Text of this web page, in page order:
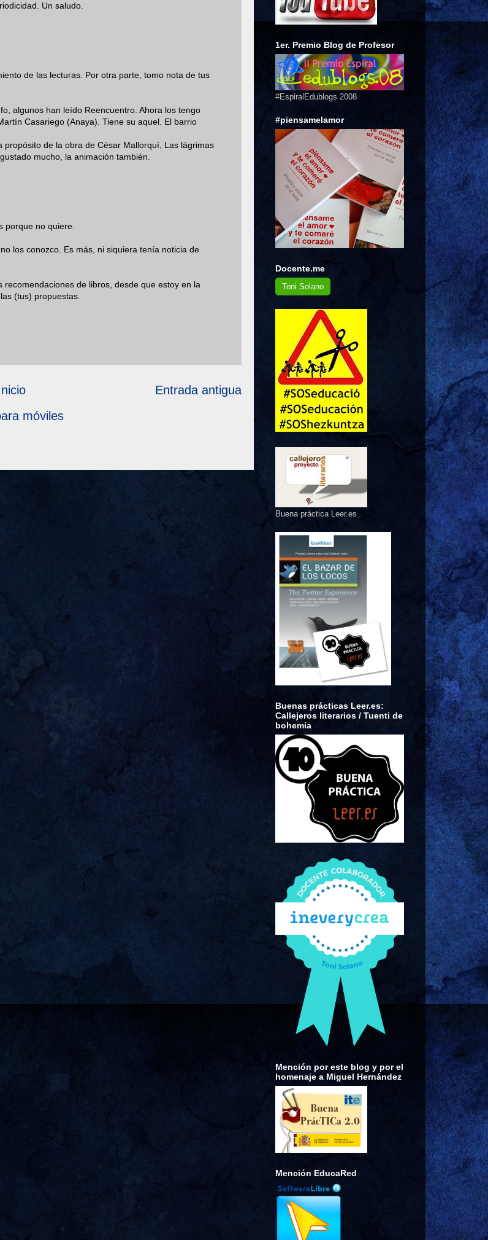
Un saludo.
de las lecturas. Por otra parte, tomo nota de tus
algunos han leído Reencuentro. Ahora los tengo
Casariego (Anaya). Tiene su aquel. El barrio
de la obra de César Mallorquí, Las lágrimas
mucho, la animación también.
porque no quiere.
los conozco. Es más, ni siquiera tenía noticia de
de libros, desde que estoy en la
(tus) propuestas.
Entrada antigua
móviles
1er. Premio Blog de Profesor
#EspiralEdublogs 2008
#piensamelamor
Docente.me
Toni Solano
Buena práctica Leer.es
Buenas prácticas Leer.es:
Callejeros literarios / Tuenti de
bohemia
Mención por este blog y por el
homenaje a Miguel Hernández
Mención EducaRed